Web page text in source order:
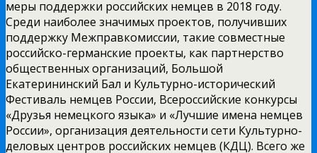
меры поддержки российских немцев в 2018 году.
Среди наиболее значимых проектов, получивших
поддержку Межправкомиссии, такие совместные
российско-германские проекты, как партнерство
общественных организаций, Большой
Екатерининский Бал и Культурно-исторический
Фестиваль немцев России, Всероссийские конкурсы
«Друзья немецкого языка» и «Лучшие имена немцев
России», организация деятельности сети Культурно-
деловых центров российских немцев (КДЦ). Всего же